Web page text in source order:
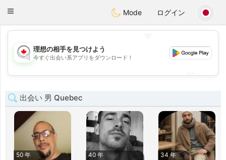
CANADIANchat
Toggle
Mode ログイン
💖
💕
理想の相手を見つけよう
今すぐ出会い系アプリをダウンロード！
出会い 男 Quebec
50 年
40 年
34 年